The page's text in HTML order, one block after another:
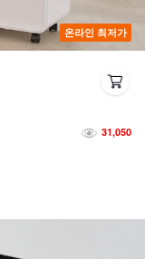
온라인 최저가
31,050